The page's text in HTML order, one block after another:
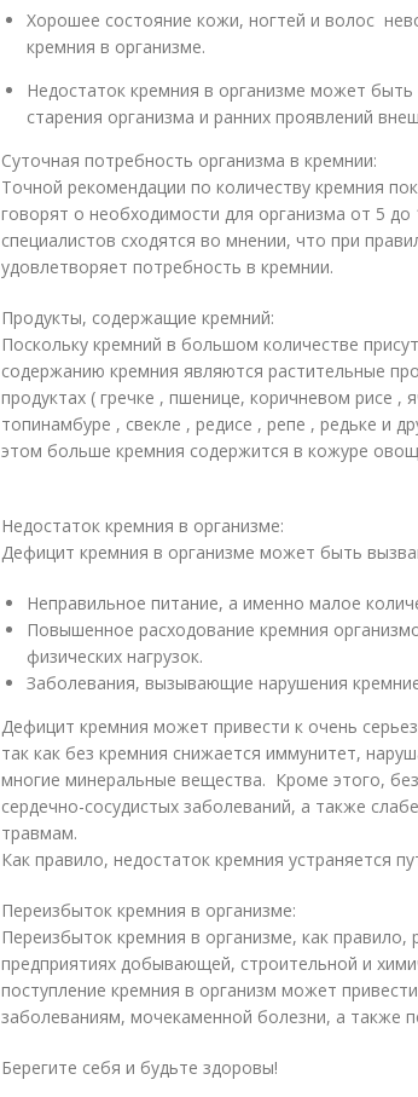
Хорошее состояние кожи, ногтей и волос
кремния в организме.
Недостаток кремния в организме может
старения организма и ранних проявлений
Суточная потребность организма в кремнии:
Точной рекомендации по количеству кремния
говорят о необходимости для организма от 5
специалистов сходятся во мнении, что при
удовлетворяет потребность в кремнии.
Продукты, содержащие кремний:
Поскольку кремний в большом количестве
содержанию кремния являются растительные
продуктах ( гречке , пшенице, коричневом рисе ,
топинамбуре , свекле , редисе , репе , редьке и
этом больше кремния содержится в кожуре
Недостаток кремния в организме:
Дефицит кремния в организме может быть
Неправильное питание, а именно малое
Повышенное расходование кремния
физических нагрузок.
Заболевания, вызывающие нарушения
Дефицит кремния может привести к очень
так как без кремния снижается иммунитет,
многие минеральные вещества. Кроме этого,
сердечно-сосудистых заболеваний, а также
травмам.
Как правило, недостаток кремния устраняется
Переизбыток кремния в организме:
Переизбыток кремния в организме, как
предприятиях добывающей, строительной и
поступление кремния в организм может
заболеваниям, мочекаменной болезни, а также
Берегите себя и будьте здоровы!